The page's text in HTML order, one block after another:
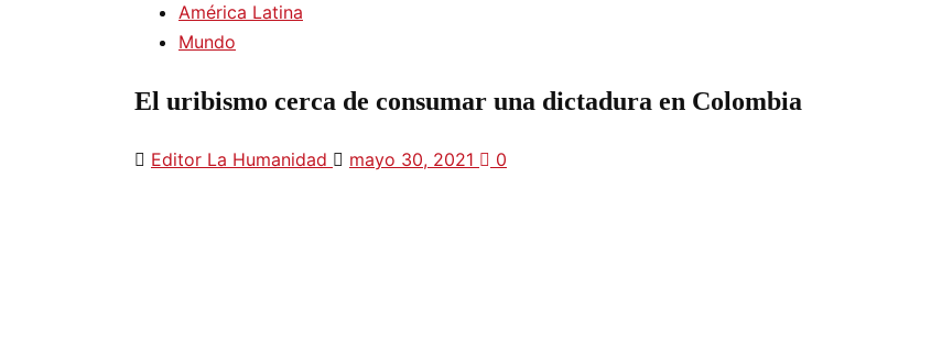
América Latina
Mundo
El uribismo cerca de consumar una dictadura en Colombia
Editor La Humanidad mayo 30, 2021 0